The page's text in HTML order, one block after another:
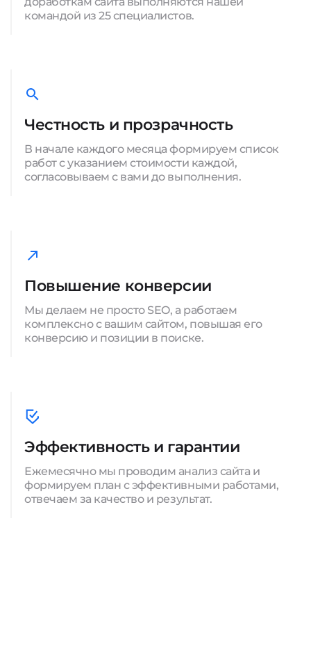
командой из 25 специалистов.
Честность и прозрачность
В начале каждого месяца формируем список
работ с указанием стоимости каждой,
согласовываем с вами до выполнения.
Повышение конверсии
Мы делаем не просто SEO, а работаем
комплексно с вашим сайтом, повышая его
конверсию и позиции в поиске.
Эффективность и гарантии
Ежемесячно мы проводим анализ сайта и
формируем план с эффективными работами,
отвечаем за качество и результат.